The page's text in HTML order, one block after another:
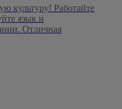
культуру! Работайте
язык и
Отличная